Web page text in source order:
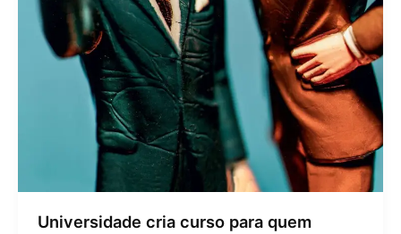
Universidade cria curso para quem